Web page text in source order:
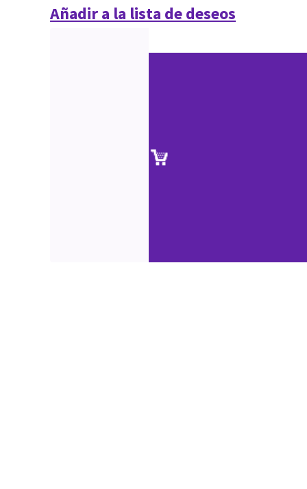
Añadir a la lista de deseos